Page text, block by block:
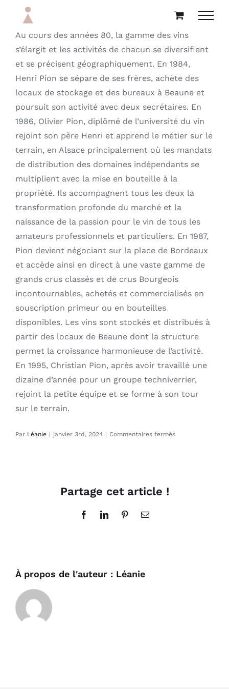
Passer
contenuAu cours des années 80, la gamme des vins
s’élargit et les activités de chacun se diversifient
et se précisent géographiquement. En 1984,
Henri Pion se sépare de ses frères, achète des
locaux de stockage et des bureaux à Beaune et
poursuit son activité avec deux secrétaires. En
1986, Olivier Pion, diplômé de l’université du vin
rejoint son père Henri et apprend le métier sur le
terrain, en Alsace principalement où les mandats
de distribution des domaines indépendants se
multiplient avec la mise en bouteille à la
propriété. Ils accompagnent tous les deux la
transformation profonde du marché et la
naissance de la passion pour le vin de tous les
amateurs professionnels et particuliers. En 1987,
Pion devient négociant sur la place de Bordeaux
et accède ainsi en direct à une vaste gamme de
grands crus classés et de crus Bourgeois
incontournables, achetés et commercialisés en
souscription primeur ou en bouteilles
disponibles. Les vins sont stockés et distribués à
partir des locaux de Beaune dont la structure
permet la croissance harmonieuse de l’activité.
En 1995, Christian Pion, après avoir travaillé une
dizaine d’année pour un groupe techniverrier,
rejoint la petite équipe et se forme à son tour
sur le terrain.
Par Léanie | janvier 3rd, 2024 | Commentaires ferméssur
Partage cet article !
FacebookLinkedInPinterestEmail
À propos de l'auteur : Léanie